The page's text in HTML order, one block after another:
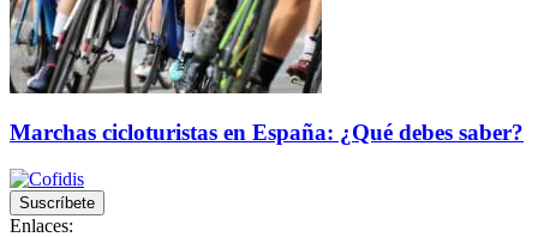
Marchas cicloturistas en España: ¿Qué debes saber?
Suscríbete
Enlaces: